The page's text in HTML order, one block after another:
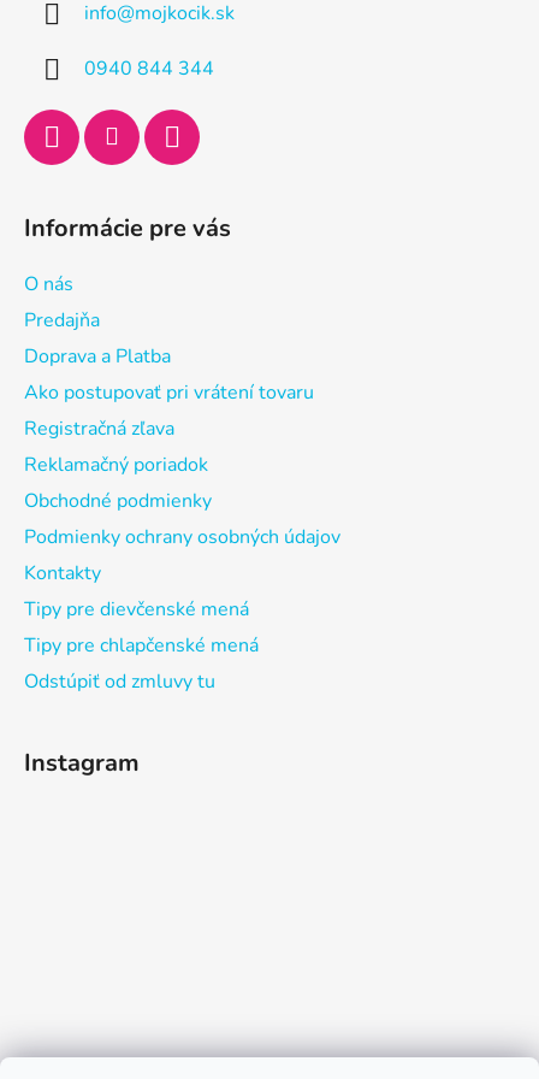
info@mojkocik.sk
0940 844 344
Informácie pre vás
O nás
Predajňa
Doprava a Platba
Ako postupovať pri vrátení tovaru
Registračná zľava
Reklamačný poriadok
Obchodné podmienky
Podmienky ochrany osobných údajov
Kontakty
Tipy pre dievčenské mená
Tipy pre chlapčenské mená
Odstúpiť od zmluvy tu
Instagram